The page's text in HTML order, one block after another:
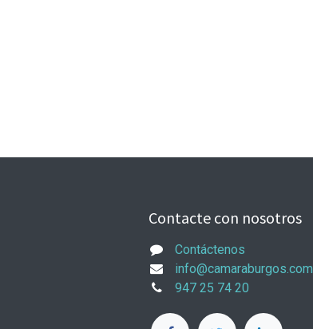
Contacte con nosotros
Contáctenos
info@camaraburgos.com
947 25 74 20